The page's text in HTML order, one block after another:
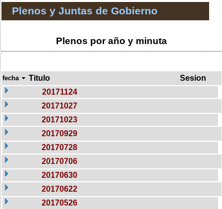
Plenos y Juntas de Gobierno
Plenos por año y minuta
fecha Titulo
Sesion
20171124
20171027
20171023
20170929
20170728
20170706
20170630
20170622
20170526